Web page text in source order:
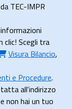
TEC-IMPR
clic! Scegli tra
Visura Bilancio,
e Procedure.
all'indirizzo
non hai un tuo